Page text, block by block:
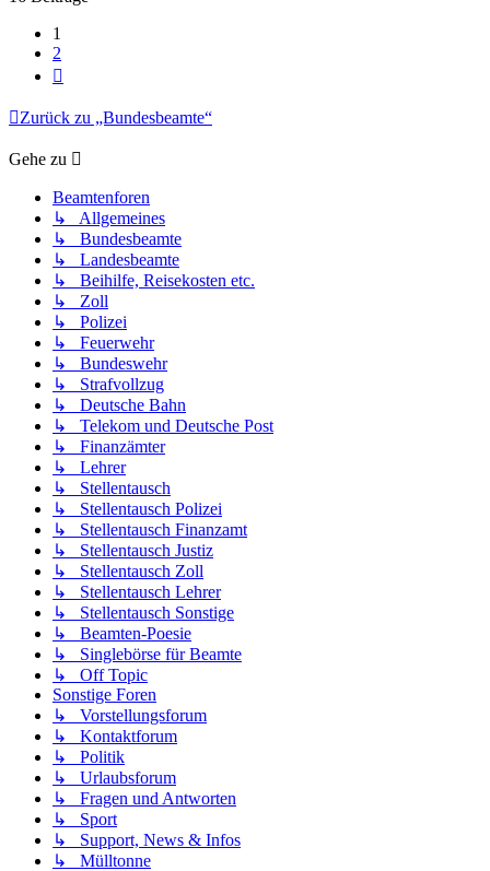
1
2
Zurück zu „Bundesbeamte“
Gehe zu
Beamtenforen
↳ Allgemeines
↳ Bundesbeamte
↳ Landesbeamte
↳ Beihilfe, Reisekosten etc.
↳ Zoll
↳ Polizei
↳ Feuerwehr
↳ Bundeswehr
↳ Strafvollzug
↳ Deutsche Bahn
↳ Telekom und Deutsche Post
↳ Finanzämter
↳ Lehrer
↳ Stellentausch
↳ Stellentausch Polizei
↳ Stellentausch Finanzamt
↳ Stellentausch Justiz
↳ Stellentausch Zoll
↳ Stellentausch Lehrer
↳ Stellentausch Sonstige
↳ Beamten-Poesie
↳ Singlebörse für Beamte
↳ Off Topic
Sonstige Foren
↳ Vorstellungsforum
↳ Kontaktforum
↳ Politik
↳ Urlaubsforum
↳ Fragen und Antworten
↳ Sport
↳ Support, News & Infos
↳ Mülltonne